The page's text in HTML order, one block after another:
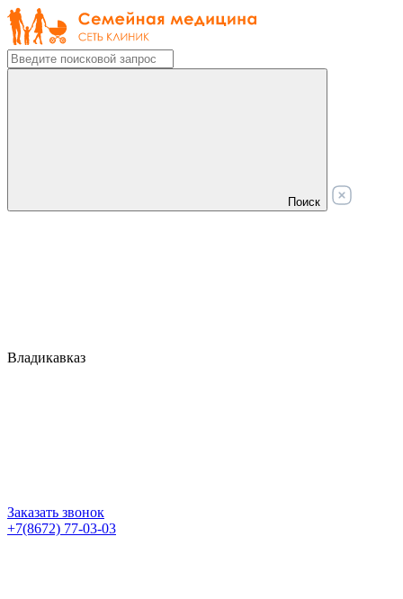
Поиск
Владикавказ
Заказать звонок
+7(8672) 77-03-03